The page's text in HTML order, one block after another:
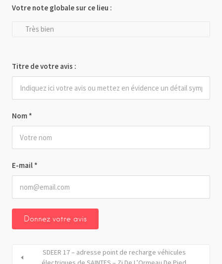
Nom *
E-mail *
Votre note globale sur ce lieu :
Très bien
Titre de votre avis :
SDEER 17 – adresse point de recharge véhicules